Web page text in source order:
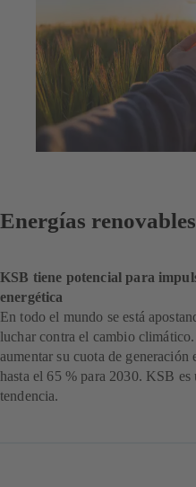
Energías renovables
KSB tiene potencial para
energética
En todo el mundo se está
luchar contra el cambio
aumentar su cuota de
hasta el 65 % para 2030. KSB es
tendencia.